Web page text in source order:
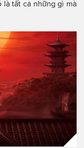
là tất cả những gì mà